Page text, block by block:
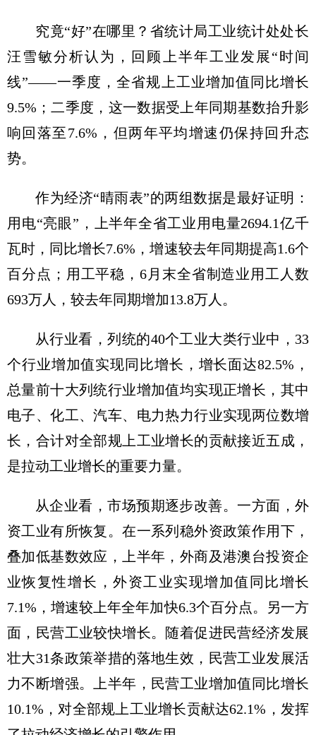
究竟“好”在哪里？省统计局工业统计处处长
汪雪敏分析认为，回顾上半年工业发展“时间
线”——一季度，全省规上工业增加值同比增长
9.5%；二季度，这一数据受上年同期基数抬升影
响回落至7.6%，但两年平均增速仍保持回升态
势。
作为经济“晴雨表”的两组数据是最好证明：
用电“亮眼”，上半年全省工业用电量2694.1亿千
瓦时，同比增长7.6%，增速较去年同期提高1.6个
百分点；用工平稳，6月末全省制造业用工人数
693万人，较去年同期增加13.8万人。
从行业看，列统的40个工业大类行业中，33
个行业增加值实现同比增长，增长面达82.5%，
总量前十大列统行业增加值均实现正增长，其中
电子、化工、汽车、电力热力行业实现两位数增
长，合计对全部规上工业增长的贡献接近五成，
是拉动工业增长的重要力量。
从企业看，市场预期逐步改善。一方面，外
资工业有所恢复。在一系列稳外资政策作用下，
叠加低基数效应，上半年，外商及港澳台投资企
业恢复性增长，外资工业实现增加值同比增长
7.1%，增速较上年全年加快6.3个百分点。另一方
面，民营工业较快增长。随着促进民营经济发展
壮大31条政策举措的落地生效，民营工业发展活
力不断增强。上半年，民营工业增加值同比增长
10.1%，对全部规上工业增长贡献达62.1%，发挥